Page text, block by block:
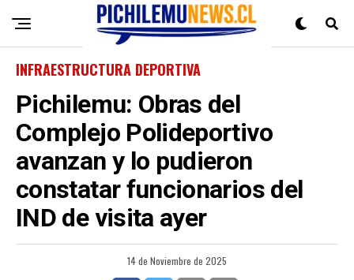
INFRAESTRUCTURA DEPORTIVA
Pichilemu: Obras del
Complejo Polideportivo
avanzan y lo pudieron
constatar funcionarios del
IND de visita ayer
14 de Noviembre de 2025